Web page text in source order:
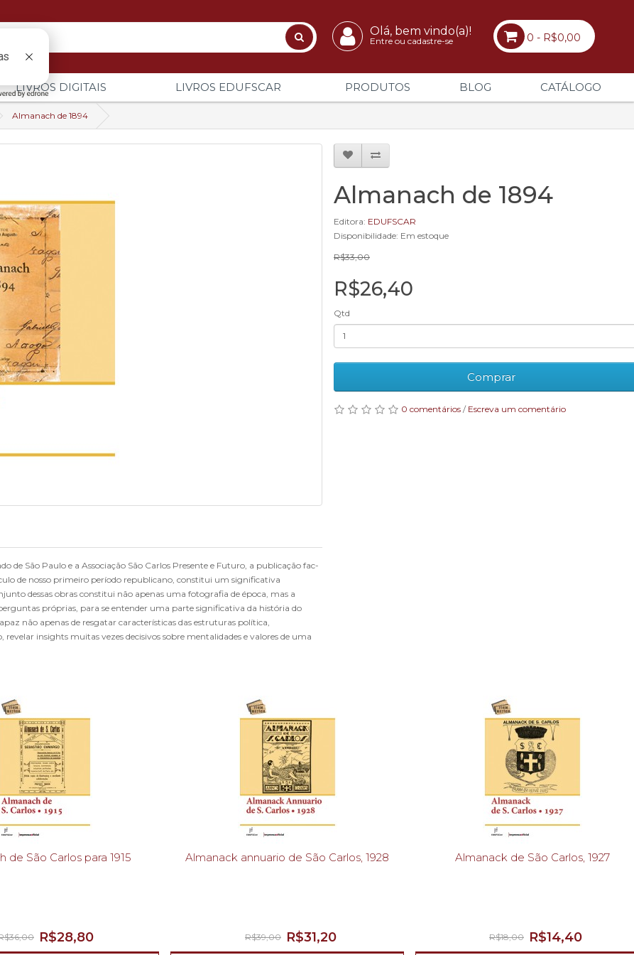
Olá, bem vindo(a)!
Entre ou cadastre-se 0 - R$0,00
LIVROS DIGITAIS LIVROS EDUFSCAR PRODUTOS BLOG CATÁLOGO
Almanach de 1894
de São Paulo e a Associação São Carlos Presente e Futuro, a publicação fac-
de nosso primeiro período republicano, constitui um significativa
dessas obras constitui não apenas uma fotografia de época, mas a
próprias, para se entender uma parte significativa da história do
não apenas de resgatar características das estruturas política,
insights muitas vezes decisivos sobre mentalidades e valores de uma
Almanach de 1894
Editora: EDUFSCAR
Disponibilidade: Em estoque
R$33,00
R$26,40
Qtd
Comprar
0 comentários / Escreva um comentário
de São Carlos para 1915
R$28,80
Almanack annuario de São Carlos, 1928
R$31,20
R$39,00
Almanack de São Carlos, 1927
R$14,40
R$18,00